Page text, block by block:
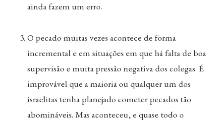
ainda fazem um erro.
O pecado muitas vezes acontece de forma
incremental e em situações em que há falta de boa
supervisão e muita pressão negativa dos colegas. É
improvável que a maioria ou qualquer um dos
israelitas tenha planejado cometer pecados tão
abomináveis. Mas aconteceu, e quase todo o